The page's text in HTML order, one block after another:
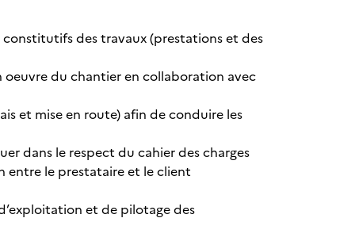
des travaux (prestations et des
oeuvre du chantier en collaboration avec
et mise en route) afin de conduire les
dans le respect du cahier des charges
entre le prestataire et le client
et de pilotage des